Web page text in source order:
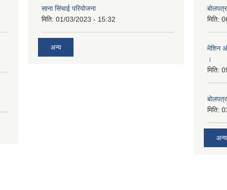
साना सिंचाई परियोजना
मिति: 01/03/2023 - 15:32
अन्य
मिति:
मेशिन
।
मिति:
मिति:
अन्य